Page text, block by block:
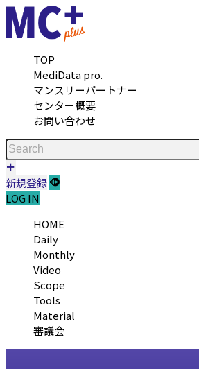
TOP
MediData pro.
マンスリーパートナー
センター概要
お問い合わせ
新規登録
LOG IN
HOME
Daily
Monthly
Video
Scope
Tools
Material
審議会